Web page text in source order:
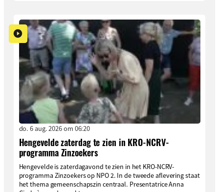
do. 6 aug. 2026 om 06:20
Hengevelde zaterdag te zien in KRO-NCRV-
programma Zinzoekers
Hengevelde is zaterdagavond te zien in het KRO-NCRV-
programma Zinzoekers op NPO 2. In de tweede aflevering staat
het thema gemeenschapszin centraal. Presentatrice Anna